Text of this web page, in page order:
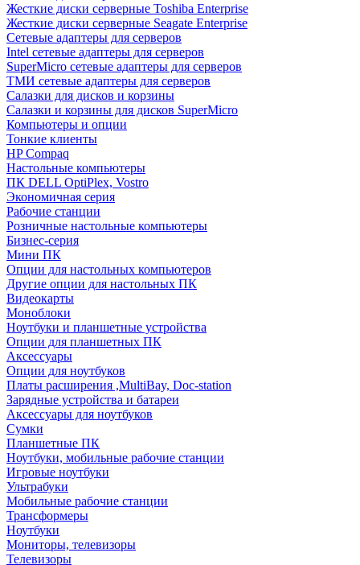
Жесткие диски серверные Toshiba Enterprise
Жесткие диски серверные Seagate Enterprise
Сетевые адаптеры для серверов
Intel сетевые адаптеры для серверов
SuperMicro сетевые адаптеры для серверов
ТМИ сетевые адаптеры для серверов
Салазки для дисков и корзины
Салазки и корзины для дисков SuperMicro
Компьютеры и опции
Тонкие клиенты
HP Compaq
Настольные компьютеры
ПК DELL OptiPlex, Vostro
Экономичная серия
Рабочие станции
Розничные настольные компьютеры
Бизнес-серия
Мини ПК
Опции для настольных компьютеров
Другие опции для настольных ПК
Видеокарты
Моноблоки
Ноутбуки и планшетные устройства
Опции для планшетных ПК
Аксессуары
Опции для ноутбуков
Платы расширения ,MultiBay, Doc-station
Зарядные устройства и батареи
Аксессуары для ноутбуков
Сумки
Планшетные ПК
Ноутбуки, мобильные рабочие станции
Игровые ноутбуки
Ультрабуки
Мобильные рабочие станции
Трансформеры
Ноутбуки
Мониторы, телевизоры
Телевизоры